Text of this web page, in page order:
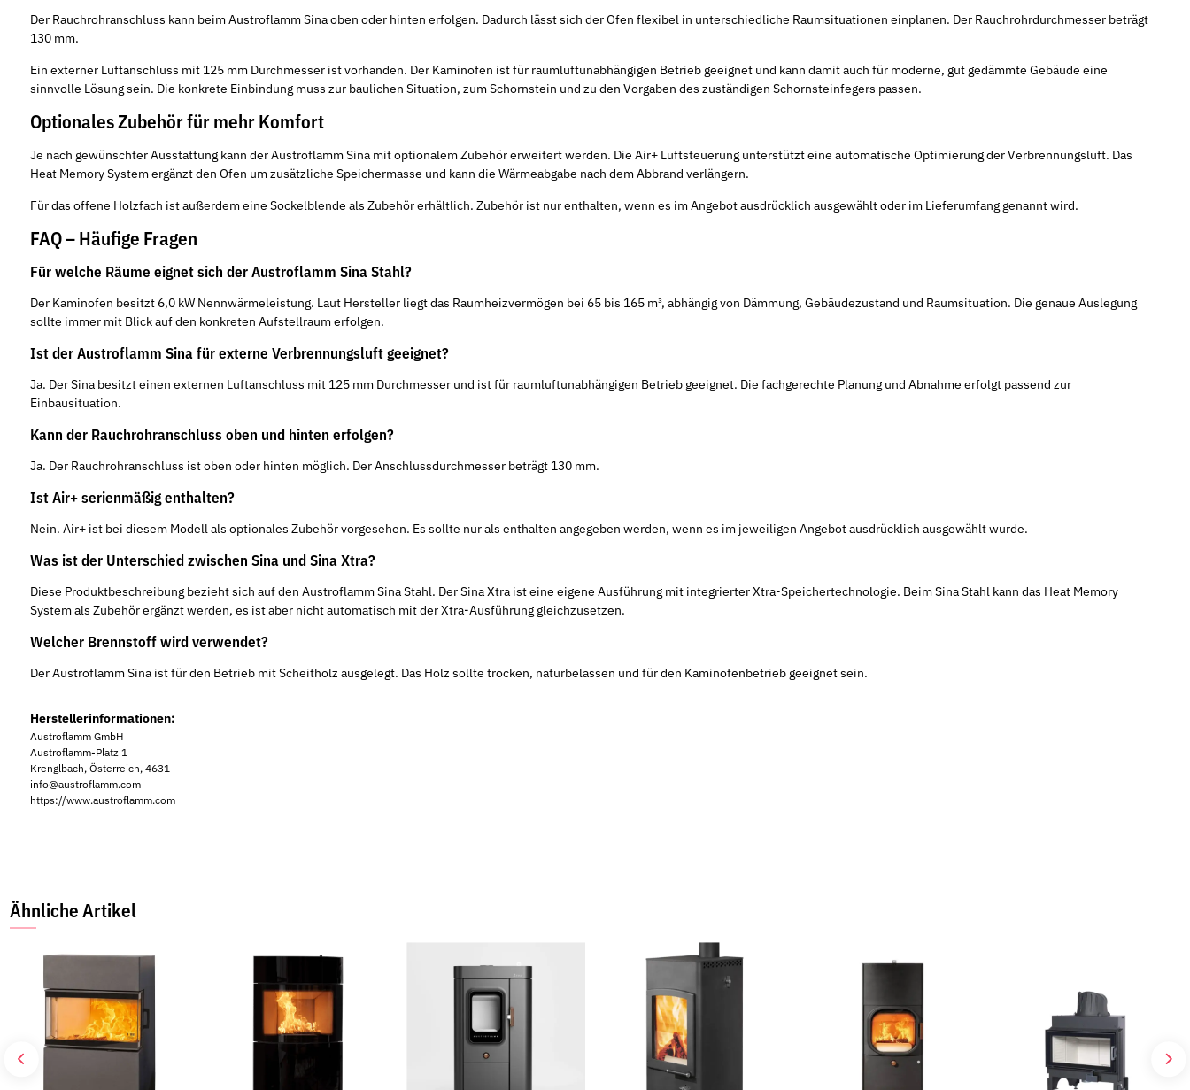
Der Rauchrohranschluss kann beim Austroflamm Sina oben oder hinten erfolgen. Dadurch lässt sich der Ofen flexibel in unterschiedliche Raumsituationen einplanen. Der Rauchrohrdurchmesser beträgt
130 mm.
Ein externer Luftanschluss mit 125 mm Durchmesser ist vorhanden. Der Kaminofen ist für raumluftunabhängigen Betrieb geeignet und kann damit auch für moderne, gut gedämmte Gebäude eine
sinnvolle Lösung sein. Die konkrete Einbindung muss zur baulichen Situation, zum Schornstein und zu den Vorgaben des zuständigen Schornsteinfegers passen.
Optionales Zubehör für mehr Komfort
Je nach gewünschter Ausstattung kann der Austroflamm Sina mit optionalem Zubehör erweitert werden. Die Air+ Luftsteuerung unterstützt eine automatische Optimierung der Verbrennungsluft. Das
Heat Memory System ergänzt den Ofen um zusätzliche Speichermasse und kann die Wärmeabgabe nach dem Abbrand verlängern.
Für das offene Holzfach ist außerdem eine Sockelblende als Zubehör erhältlich. Zubehör ist nur enthalten, wenn es im Angebot ausdrücklich ausgewählt oder im Lieferumfang genannt wird.
FAQ – Häufige Fragen
Für welche Räume eignet sich der Austroflamm Sina Stahl?
Der Kaminofen besitzt 6,0 kW Nennwärmeleistung. Laut Hersteller liegt das Raumheizvermögen bei 65 bis 165 m³, abhängig von Dämmung, Gebäudezustand und Raumsituation. Die genaue Auslegung
sollte immer mit Blick auf den konkreten Aufstellraum erfolgen.
Ist der Austroflamm Sina für externe Verbrennungsluft geeignet?
Ja. Der Sina besitzt einen externen Luftanschluss mit 125 mm Durchmesser und ist für raumluftunabhängigen Betrieb geeignet. Die fachgerechte Planung und Abnahme erfolgt passend zur
Einbausituation.
Kann der Rauchrohranschluss oben und hinten erfolgen?
Ja. Der Rauchrohranschluss ist oben oder hinten möglich. Der Anschlussdurchmesser beträgt 130 mm.
Ist Air+ serienmäßig enthalten?
Nein. Air+ ist bei diesem Modell als optionales Zubehör vorgesehen. Es sollte nur als enthalten angegeben werden, wenn es im jeweiligen Angebot ausdrücklich ausgewählt wurde.
Was ist der Unterschied zwischen Sina und Sina Xtra?
Diese Produktbeschreibung bezieht sich auf den Austroflamm Sina Stahl. Der Sina Xtra ist eine eigene Ausführung mit integrierter Xtra-Speichertechnologie. Beim Sina Stahl kann das Heat Memory
System als Zubehör ergänzt werden, es ist aber nicht automatisch mit der Xtra-Ausführung gleichzusetzen.
Welcher Brennstoff wird verwendet?
Der Austroflamm Sina ist für den Betrieb mit Scheitholz ausgelegt. Das Holz sollte trocken, naturbelassen und für den Kaminofenbetrieb geeignet sein.
Herstellerinformationen:
Austroflamm GmbH
Austroflamm-Platz 1
Krenglbach, Österreich, 4631
info@austroflamm.com
https://www.austroflamm.com
Ähnliche Artikel